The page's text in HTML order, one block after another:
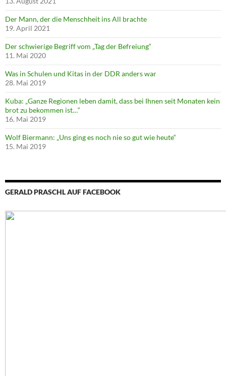
Der Mann, der die Menschheit ins All brachte
19. April 2021
Der schwierige Begriff vom „Tag der Befreiung“
11. Mai 2020
Was in Schulen und Kitas in der DDR anders war
28. Mai 2019
Kuba: „Ganze Regionen leben damit, dass bei Ihnen seit Monaten kein
brot zu bekommen ist…“
16. Mai 2019
Wolf Biermann: „Uns ging es noch nie so gut wie heute“
15. Mai 2019
GERALD PRASCHL AUF FACEBOOK